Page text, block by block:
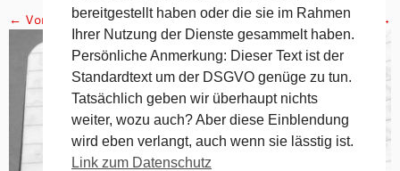
← Vorheriges Nächstes →
bereitgestellt haben oder die sie im Rahmen
Ihrer Nutzung der Dienste gesammelt haben.
Persönliche Anmerkung: Dieser Text ist der
Standardtext um der DSGVO genüge zu tun.
Tatsächlich geben wir überhaupt nichts
weiter, wozu auch? Aber diese Einblendung
wird eben verlangt, auch wenn sie lässtig ist.
Link zum Datenschutz